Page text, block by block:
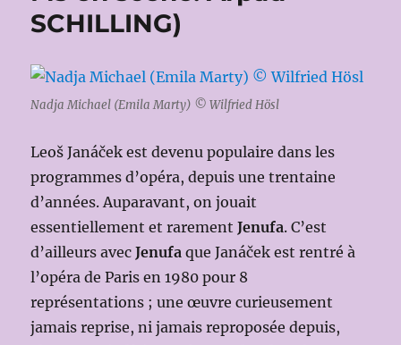
SCHILLING)
Nadja Michael (Emila Marty) © Wilfried Hösl
Leoš Janáček est devenu populaire dans les
programmes d’opéra, depuis une trentaine
d’années. Auparavant, on jouait
essentiellement et rarementJenufa. C’est
d’ailleurs avecJenufa que Janáček est rentré à
l’opéra de Paris en 1980 pour 8
représentations ; une œuvre curieusement
jamais reprise, ni jamais reproposée depuis,